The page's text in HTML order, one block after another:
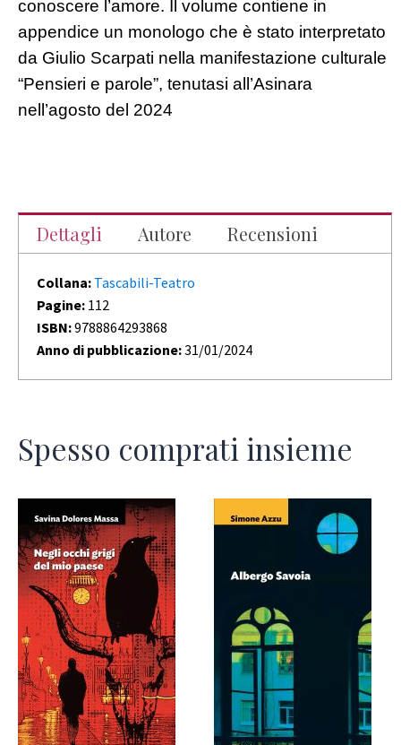
conoscere l’amo­re. Il volume contiene in
appendice un monolo­go che è stato interpretato
da Giulio Scarpati nella manifestazione culturale
“Pensieri e paro­le”, tenutasi all’Asinara
nell’agosto del 2024
Dettagli Autore Recensioni
Collana: Tascabili-Teatro
Pagine: 112
ISBN:9788864293868
Anno di pubblicazione:31/01/2024
Spesso comprati insieme